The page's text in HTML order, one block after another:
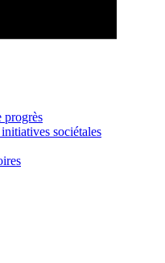
progrès
sociétales